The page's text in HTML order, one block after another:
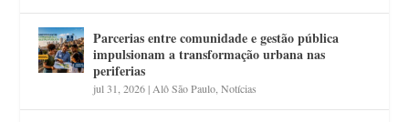
Parcerias entre comunidade e gestão pública
impulsionam a transformação urbana nas
periferias
jul 31, 2026| Alô São Paulo ,Notícias